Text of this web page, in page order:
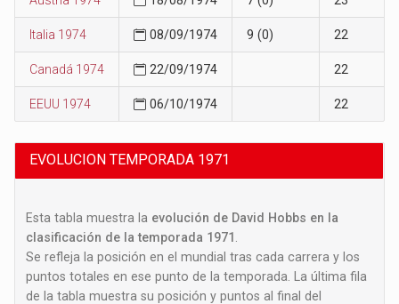
Italia 1974 08/09/1974 9 (0) 22
Canadá 1974 22/09/1974 22
EEUU 1974 06/10/1974 22
EVOLUCION TEMPORADA 1971
Esta tabla muestra la evolución de David Hobbs en la
clasificación de la temporada 1971
Se refleja la posición en el mundial tras cada carrera y los
puntos totales en ese punto de la temporada. La última fila
de la tabla muestra su posición y puntos al final del